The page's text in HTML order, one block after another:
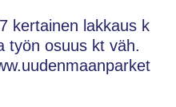
kertainen lakkaus k
työn osuus kt väh.